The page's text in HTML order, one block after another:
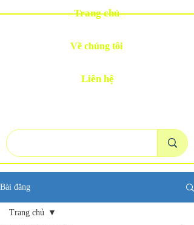
Trang chủ
Về chúng tôi
Liên hệ
Bài đăng
Trang chủ